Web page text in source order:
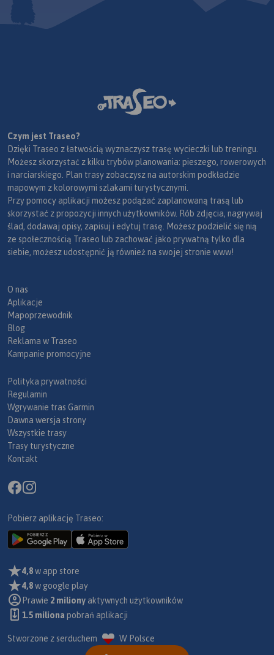
Czym jest Traseo?
Dzięki Traseo z łatwością wyznaczysz trasę wycieczki lub treningu.
Możesz skorzystać z kilku trybów planowania: pieszego, rowerowych
i narciarskiego. Plan trasy zobaczysz na autorskim podkładzie
mapowym z kolorowymi szlakami turystycznymi.
Przy pomocy aplikacji możesz podążać zaplanowaną trasą lub
skorzystać z propozycji innych użytkowników. Rób zdjęcia, nagrywaj
ślad, dodawaj opisy, zapisuj i edytuj trasę. Możesz podzielić się nią
ze społecznością Traseo lub zachować jako prywatną tylko dla
siebie, możesz udostępnić ją również na swojej stronie www!
O nas
Aplikacje
Mapoprzewodnik
Blog
Reklama w Traseo
Kampanie promocyjne
Polityka prywatności
Regulamin
Wgrywanie tras Garmin
Dawna wersja strony
Wszystkie trasy
Trasy turystyczne
Kontakt
Pobierz aplikację Traseo:
4,8w app store
4,8w google play
Prawie 2 miliony aktywnych użytkowników
1.5 miliona pobrań aplikacji
Stworzone z serduchem W Polsce